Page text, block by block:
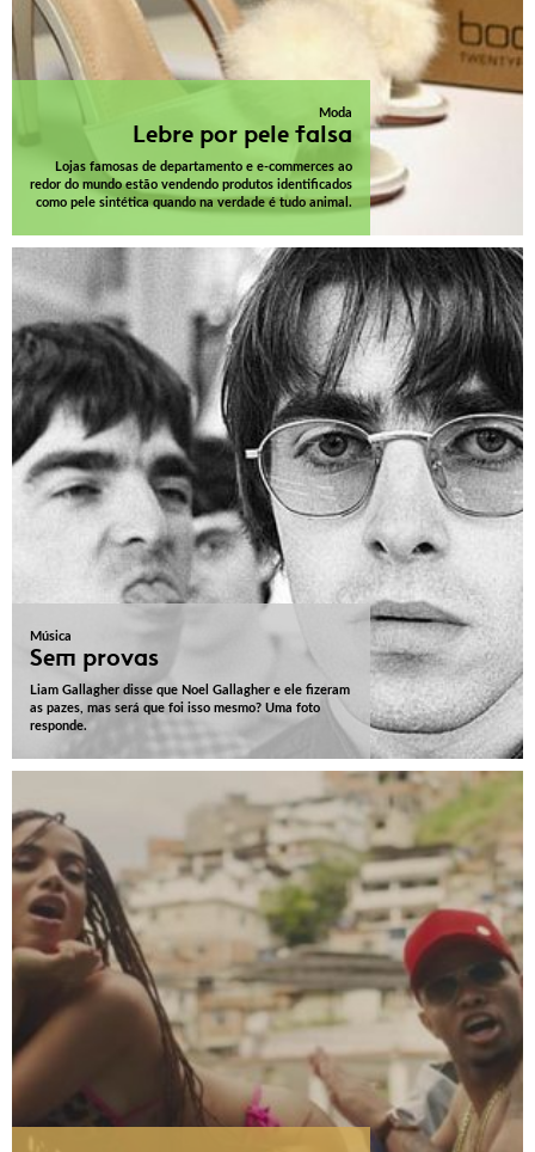
Moda
Lebre por pele falsa
Lojas famosas de departamento e e-commerces ao
redor do mundo estão vendendo produtos identificados
como pele sintética quando na verdade é tudo animal.
Música
Sem provas
Liam Gallagher disse que Noel Gallagher e ele fizeram
as pazes, mas será que foi isso mesmo? Uma foto
responde.